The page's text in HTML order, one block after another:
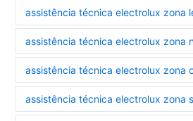
assistência técnica electrolux zona
assistência técnica electrolux zona
assistência técnica electrolux zona
assistência técnica electrolux zona